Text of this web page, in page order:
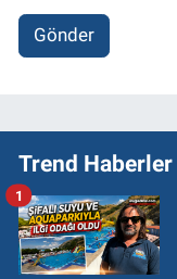
Gönder
Trend Haberler
1